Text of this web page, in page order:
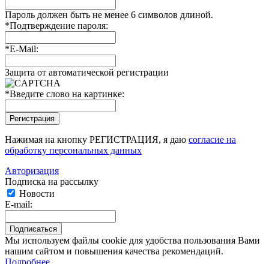
Пароль должен быть не менее 6 символов длиной.
*Подтверждение пароля:
*E-Mail:
Защита от автоматической регистрации
*Введите слово на картинке:
Нажимая на кнопку РЕГИСТРАЦИЯ, я даю согласие на
обработку персональных данных
Авторизация
Подписка на рассылку
Новости
E-mail:
Мы используем файлы cookie для удобства пользования Вами
нашим сайтом и повышения качества рекомендаций.
Подробнее